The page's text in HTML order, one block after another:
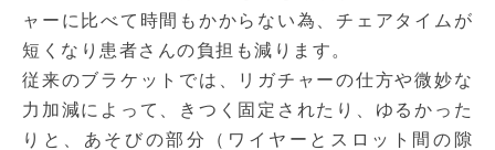
ャーに比べて時間もかからない為、チェアタイムが
短くなり患者さんの負担も減ります。
従来のブラケットでは、リガチャーの仕方や微妙な
力加減によって、きつく固定されたり、ゆるかった
りと、あそびの部分（ワイヤーとスロット間の隙